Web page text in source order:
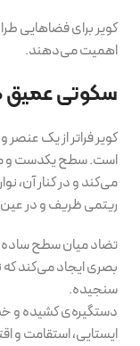
کویر برای فضاهایی
اهمیت می‌دهند.
سکوتی عمیق
کویر فراتر از یک
است. سطح یکدست و
می‌کند و در کنار آن،
ریتمی ظریف و در
تضاد میان سطح
بصری ایجاد می‌کند که
سنجیده.
دستگیره‌ی کشیده و
ایستایی، استقامت و